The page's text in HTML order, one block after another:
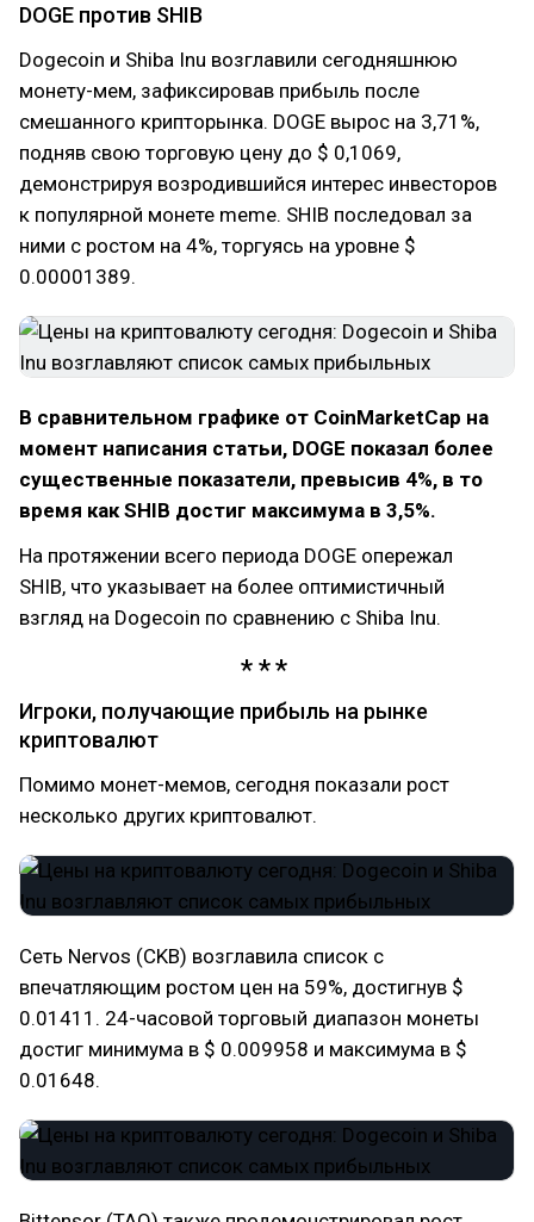
DOGE против SHIB
Dogecoin и Shiba Inu возглавили сегодняшнюю
монету-мем, зафиксировав прибыль после
смешанного крипторынка. DOGE вырос на 3,71%,
подняв свою торговую цену до $ 0,1069,
демонстрируя возродившийся интерес инвесторов
к популярной монете meme. SHIB последовал за
ними с ростом на 4%, торгуясь на уровне $
0.00001389.
В сравнительном графике от CoinMarketCap на
момент написания статьи, DOGE показал более
существенные показатели, превысив 4%, в то
время как SHIB достиг максимума в 3,5%.
На протяжении всего периода DOGE опережал
SHIB, что указывает на более оптимистичный
взгляд на Dogecoin по сравнению с Shiba Inu.
Игроки, получающие прибыль на рынке
криптовалют
Помимо монет-мемов, сегодня показали рост
несколько других криптовалют.
Сеть Nervos (CKB) возглавила список с
впечатляющим ростом цен на 59%, достигнув $
0.01411. 24-часовой торговый диапазон монеты
достиг минимума в $ 0.009958 и максимума в $
0.01648.